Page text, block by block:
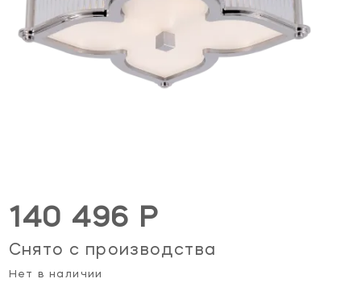
140 496 Р
Снято с производства
Нет в наличии